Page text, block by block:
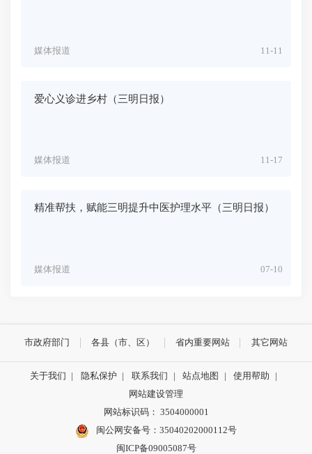
11-11
媒体报道
爱心义诊进乡村（三明日报）
11-17
媒体报道
精准帮扶，赋能三明提升中医护理水平（三明日报）
07-10
媒体报道
市政府部门 各县（市、区） 省内重要网站 其它网站
关于我们 | 隐私保护 | 联系我们 | 站点地图 | 使用帮助
|
网站建设管理
网站标识码： 3504000001
闽公网安备号：35040202000112号
闽ICP备09005087号